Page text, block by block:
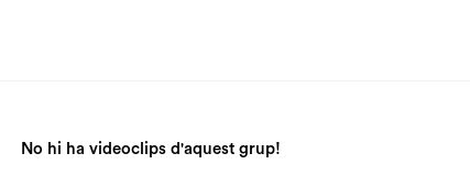
No hi ha videoclips d'aquest grup!